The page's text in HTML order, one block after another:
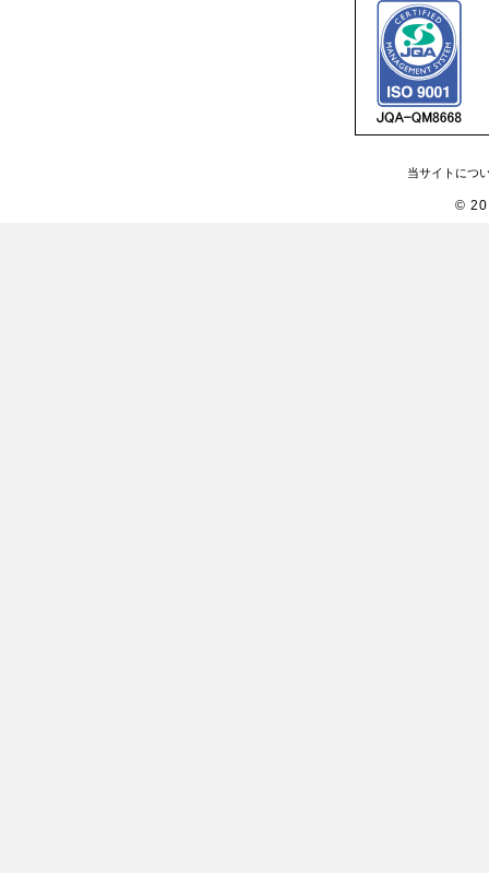
当サイトにつ
©